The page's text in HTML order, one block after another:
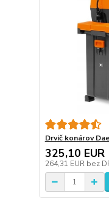
Drvič konárov
325,10 EUR
264,31 EUR bez